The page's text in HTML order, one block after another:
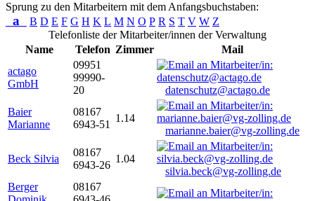
Sprung zu den Mitarbeitern mit dem Anfangsbuchstaben:
a B D E F G H K L M N O P R S T V W Z
Telefonliste der Mitarbeiter/innen der Verwaltung
Name
Telefon Zimmer
Mail
actago
GmbH
09951
99990-
20
datenschutz@actago.de
Baier
Marianne
08167
6943-51
1.14
marianne.baier@vg-zolling.de
Beck Silvia
08167
6943-26
1.04
silvia.beck@vg-zolling.de
Berger
08167